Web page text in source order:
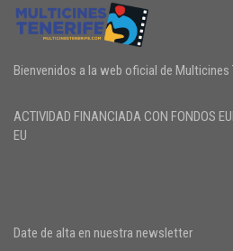
Bienvenidos a la web oficial de Multicines
ACTIVIDAD FINANCIADA CON FONDOS
EU
Date de alta en nuestra newsletter